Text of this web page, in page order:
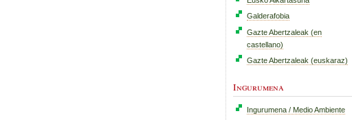
Galderafobia
Gazte Abertzaleak (en
castellano)
Gazte Abertzaleak (euskaraz)
Ingurumena
Ingurumena / Medio Ambiente